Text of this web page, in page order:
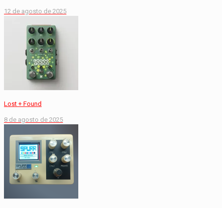
12 de agosto de 2025
Lost + Found
8 de agosto de 2025